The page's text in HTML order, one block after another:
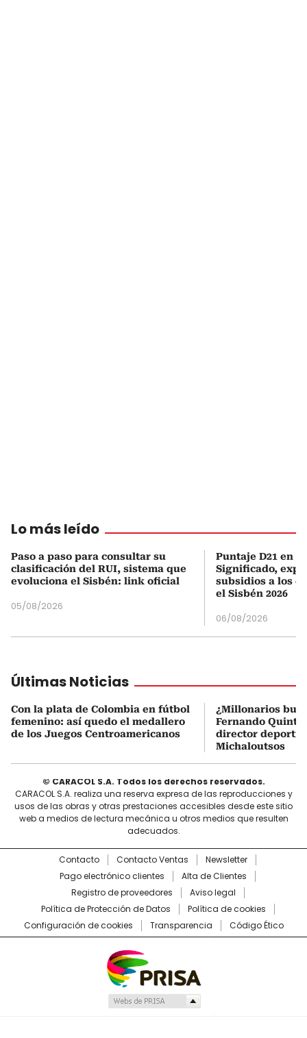
Lo más leído
Paso a paso para consultar su
clasificación del RUI, sistema que
evoluciona el Sisbén: link oficial
05/08/2026
Puntaje D21 en
Significado,
subsidios a los
el Sisbén 2026
06/08/2026
Últimas Noticias
Con la plata de Colombia en fútbol
femenino: así quedo el medallero
de los Juegos Centroamericanos
¿Millonarios
Fernando
director
Michaloutsos
© CARACOL S.A. Todos los derechos reservados.
CARACOL S.A. realiza una reserva expresa de las reproducciones y
usos de las obras y otras prestaciones accesibles desde este sitio
web a medios de lectura mecánica u otros medios que resulten
adecuados.
Contacto Contacto Ventas
Newsletter
Pago electrónico clientes
Alta de Clientes
Registro de proveedores
Aviso legal
Política de Protección de Datos
Política de cookies
Configuración de cookies
Transparencia Código Ético